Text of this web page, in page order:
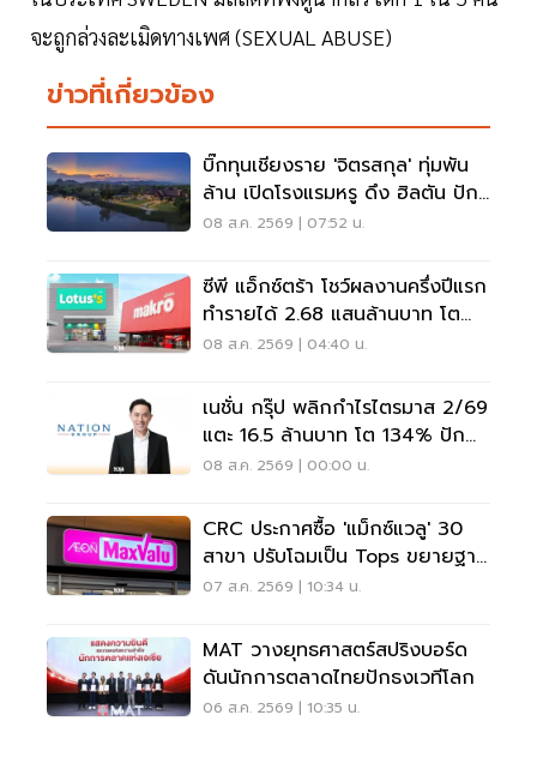
จะถูกล่วงละเมิดทางเพศ (SEXUAL ABUSE)
ข่าวที่เกี่ยวข้อง
บิ๊กทุนเชียงราย 'จิตรสกุล' ทุ่มพัน
ล้าน เปิดโรงแรมหรู ดึง ฮิลตัน ปัก
หมุดแบรนด์ใหม่
08 ส.ค. 2569 | 07:52 น.
ซีพี แอ็กซ์ตร้า โชว์ผลงานครึ่งปีแรก
ทำรายได้ 2.68 แสนล้านบาท โต
3.6%
08 ส.ค. 2569 | 04:40 น.
เนชั่น กรุ๊ป พลิกกำไรไตรมาส 2/69
แตะ 16.5 ล้านบาท โต 134% ปัก
หมุดสู่ ‘มีเดียเทค’
08 ส.ค. 2569 | 00:00 น.
CRC ประกาศซื้อ 'แม็กซ์แวลู' 30
สาขา ปรับโฉมเป็น Tops ขยายฐาน
ลูกค้าเพิ่ม 9 แสนราย
07 ส.ค. 2569 | 10:34 น.
MAT วางยุทธศาสตร์สปริงบอร์ด
ดันนักการตลาดไทยปักธงเวทีโลก
06 ส.ค. 2569 | 10:35 น.